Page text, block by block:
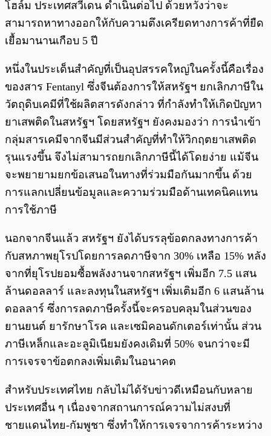
โฮล์ม ประเทศสวีเดน ดำเนินต่อไป ด้วยหวังว่าจะ
สามารถหาทางออกให้กับความตึงเครียดทางการค้าที่ยืด
เยื้อมานานเกือบ 5 ปี
หนึ่งในประเด็นสำคัญที่เป็นอุปสรรคใหญ่ในครั้งนี้คือเรื่อง
ของสาร Fentanyl ซึ่งจีนต้องการให้สหรัฐฯ ยกเลิกภาษีใน
วัตถุดิบเคมีที่ใช้ผลิตสารดังกล่าว ที่กำลังทำให้เกิดปัญหา
ยาเสพติดในสหรัฐฯ โดยสหรัฐฯ ยังคงมองว่า การนำเข้า
กลุ่มสารเคมีจากจีนมีส่วนสำคัญที่ทำให้วิกฤตยาเสพติด
รุนแรงขึ้น จึงไม่สามารถยกเลิกภาษีนี้ได้โดยง่าย แม้จีน
จะพยายามยกข้อเสนอในทางที่ร่วมมือกันมากขึ้น ด้วย
การแลกเปลี่ยนข้อมูลและความร่วมมือด้านเทคนิคแทน
การใช้ภาษี
นอกจากจีนแล้ว สหรัฐฯ ยังได้บรรลุข้อตกลงทางการค้า
กับสหภาพยุโรปโดยการลดภาษีจาก 30% เหลือ 15% หลัง
จากที่ยุโรปยอมซื้อพลังงานจากสหรัฐฯ เพิ่มอีก 7.5 แสน
ล้านดอลลาร์ และลงทุนในสหรัฐฯ เพิ่มเติมอีก 6 แสนล้าน
ดอลลาร์ ซึ่งการลดภาษีครั้งนี้จะครอบคลุมในส่วนของ
ยานยนต์ ยารักษาโรค และเซมิคอนดักเตอร์เท่านั้น ส่วน
ภาษีเหล็กและอะลูมิเนียมยังคงเดิมที่ 50% จนกว่าจะมี
การเจรจาข้อตกลงเพิ่มเติมในอนาคต
สำหรับประเทศไทย กลับไม่ได้รับข่าวดีเหมือนกับหลาย
ประเทศอื่น ๆ เนื่องจากสถานการณ์ความไม่สงบที่
ชายแดนไทย-กัมพูชา ซึ่งทำให้การเจรจาการค้าระหว่าง